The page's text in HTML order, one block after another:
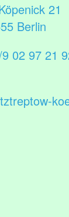
21
Berlin
02 97 21